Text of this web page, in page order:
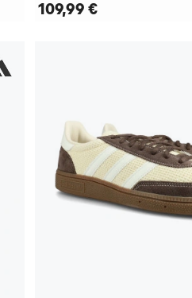
109,99 €